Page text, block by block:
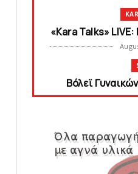
«Kara Talks»
Bόλεϊ
Στην AEΛ